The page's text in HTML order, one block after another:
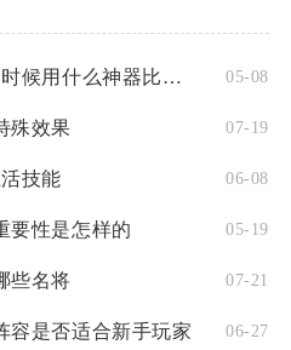
庞统在玩少年三国志2的时候用什么神器比较好 05-08
殊效果 07-19
技能 06-08
要性是怎样的 05-19
些名将 07-21
容是否适合新手玩家 06-27